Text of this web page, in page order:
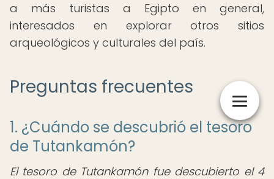
a más turistas a Egipto en general,
interesados en explorar otros sitios
arqueológicos y culturales del país.
Preguntas frecuentes
1. ¿Cuándo se descubrió el tesoro
de Tutankamón?
El tesoro de Tutankamón fue descubierto el 4